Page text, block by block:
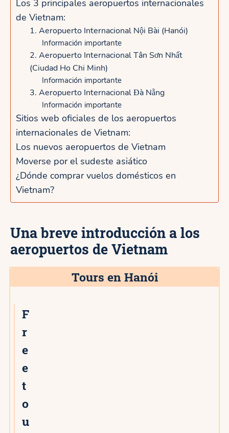
Los 3 principales aeropuertos internacionales
de Vietnam:
1. Aeropuerto Internacional Nội Bài (Hanói)
Información importante
2. Aeropuerto Internacional Tân Sơn Nhất
(Ciudad Ho Chi Minh)
Información importante
3. Aeropuerto Internacional Đà Nẵng
Información importante
Sitios web oficiales de los aeropuertos
internacionales de Vietnam:
Los nuevos aeropuertos de Vietnam
Moverse por el sudeste asiático
¿Dónde comprar vuelos domésticos en
Vietnam?
Una breve introducción a los
aeropuertos de Vietnam
Tours en Hanói
F
r
e
e
t
o
u